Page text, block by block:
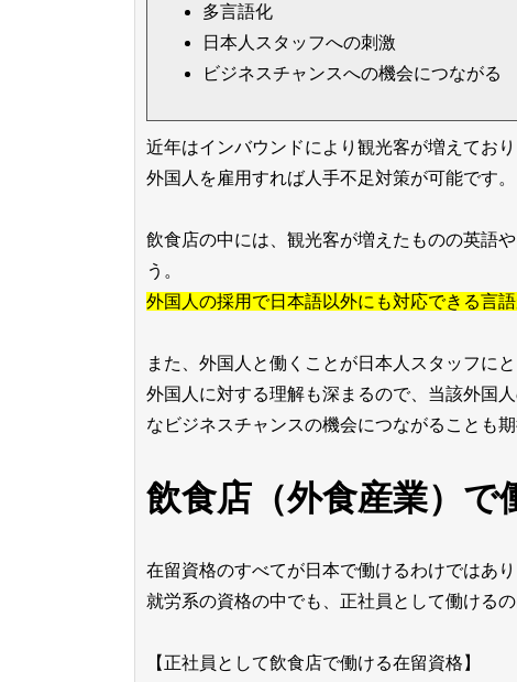
多言語化
日本人スタッフへの刺激
ビジネスチャンスへの機会につながる
近年はインバウンドにより観光客が増えてお
外国人を雇用すれば人手不足対策が可能です。
飲食店の中には、観光客が増えたものの英語
う。
外国人の採用で日本語以外にも対応できる言
また、外国人と働くことが日本人スタッフに
外国人に対する理解も深まるので、当該外国
なビジネスチャンスの機会につながることも期
飲食店（外食産業）
在留資格のすべてが日本で働けるわけではあり
就労系の資格の中でも、正社員として働ける
【正社員として飲食店で働ける在留資格】